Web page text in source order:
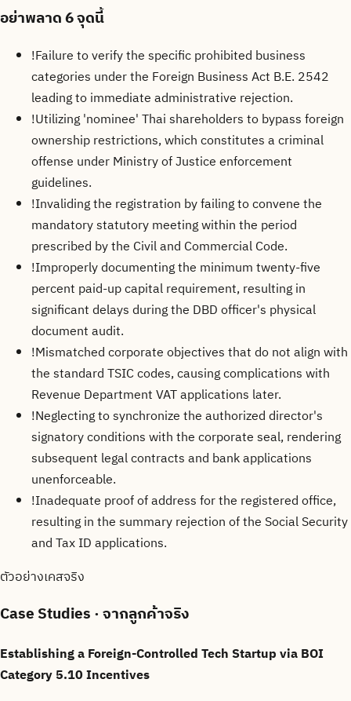
อย่าพลาด6 จุดนี้
!Failure to verify the specific prohibited business
categories under the Foreign Business Act B.E. 2542
leading to immediate administrative rejection.
!Utilizing 'nominee' Thai shareholders to bypass foreign
ownership restrictions, which constitutes a criminal
offense under Ministry of Justice enforcement
guidelines.
!Invaliding the registration by failing to convene the
mandatory statutory meeting within the period
prescribed by the Civil and Commercial Code.
!Improperly documenting the minimum twenty-five
percent paid-up capital requirement, resulting in
significant delays during the DBD officer's physical
document audit.
!Mismatched corporate objectives that do not align with
the standard TSIC codes, causing complications with
Revenue Department VAT applications later.
!Neglecting to synchronize the authorized director's
signatory conditions with the corporate seal, rendering
subsequent legal contracts and bank applications
unenforceable.
!Inadequate proof of address for the registered office,
resulting in the summary rejection of the Social Security
and Tax ID applications.
ตัวอย่างเคสจริง
Case Studies· จากลูกค้าจริง
Establishing a Foreign-Controlled Tech Startup via BOI
Category 5.10 Incentives